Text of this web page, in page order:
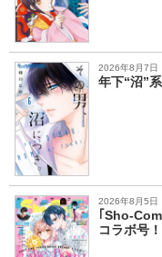
2026年8月7日
年下“沼”
2026年8月5日
｢Sho-
コラボ号！